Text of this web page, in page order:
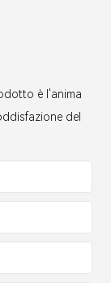
è l'anima
del